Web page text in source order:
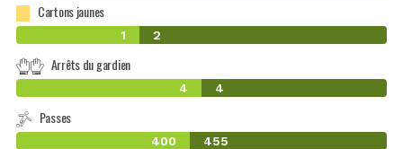
Cartons jaunes
1 2
Arrêts du gardien
4 4
Passes
400 455